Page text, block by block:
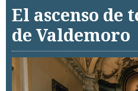
El ascenso de
de Valdemoro